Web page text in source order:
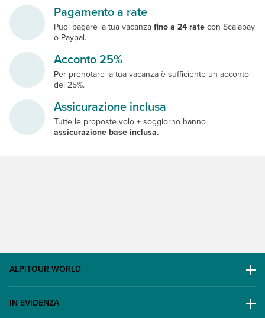
Pagamento a rate
Puoi pagare la tua vacanzafino a 24 ratecon Scalapay
o Paypal.
Acconto 25%
Per prenotare la tua vacanza è sufficiente un acconto
del 25%.
Assicurazione inclusa
Tutte le proposte volo + soggiorno hanno
assicurazione base inclusa.
ALPITOUR WORLD
AWARD
IN EVIDENZA